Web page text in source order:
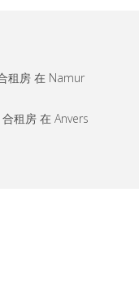
租房 在 Namur
合租房 在 Anvers